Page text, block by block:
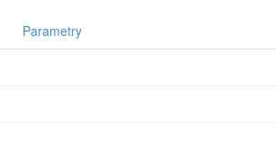
Parametry